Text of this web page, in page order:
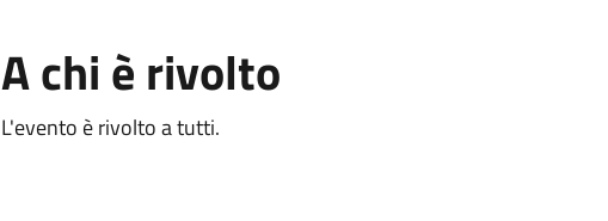
A chi è rivolto
L'evento è rivolto a tutti.